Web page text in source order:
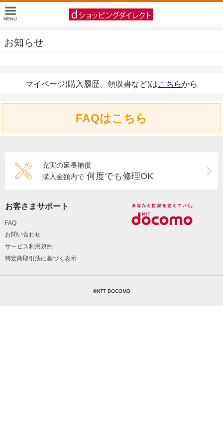
お知らせ
マイページ(購入履歴、領収書など)はこちらから
FAQはこちら
充実の延長補償
購入金額内で 何度でも修理OK
お客さまサポート
FAQ
お問い合わせ
サービス利用規約
特定商取引法に基づく表示
©NTT DOCOMO